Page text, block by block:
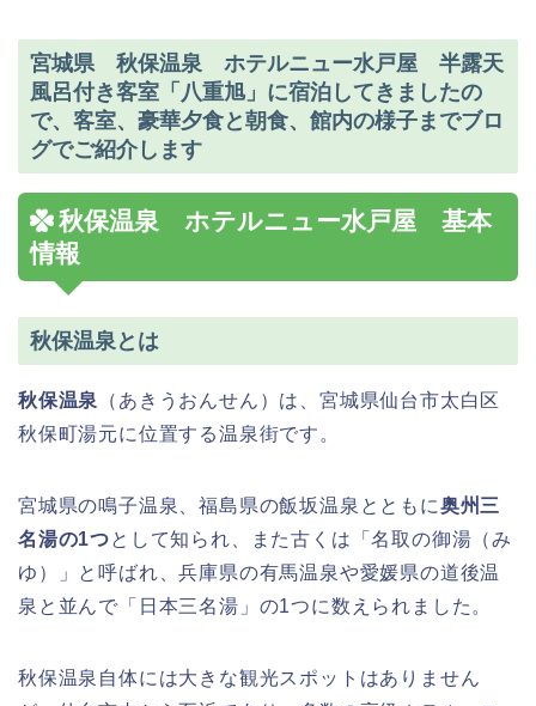
宮城県 秋保温泉 ホテルニュー水戸屋 半露天
風呂付き客室「八重旭」に宿泊してきましたの
で、客室、豪華夕食と朝食、館内の様子までブロ
グでご紹介します
秋保温泉 ホテルニュー水戸屋 基本
情報
秋保温泉とは
秋保温泉
（あきうおんせん）は、宮城県仙台市太白区
秋保町湯元に位置する温泉街です。
宮城県の鳴子温泉、福島県の飯坂温泉とともに奥州三
名湯の1つとして知られ、また古くは「名取の御湯（み
ゆ）」と呼ばれ、兵庫県の有馬温泉や愛媛県の道後温
泉と並んで「日本三名湯」の1つに数えられました。
秋保温泉自体には大きな観光スポットはありません